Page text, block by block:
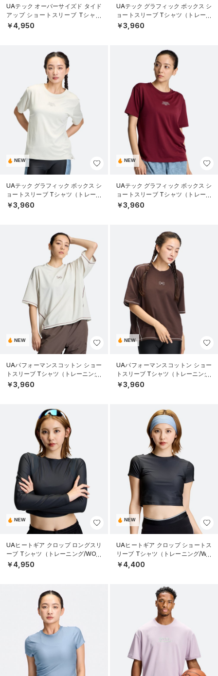
UAテック オーバーサイズド タイド
アップ ショートスリーブ Tシャツ
（トレーニング/WOMEN）
￥4,950
UAテック グラフィック ボックス シ
ョートスリーブ Tシャツ（トレーニ
ング/WOMEN）
￥3,960
NEW
UAテック グラフィック ボックス シ
ョートスリーブ Tシャツ（トレーニ
ング/WOMEN）
￥3,960
NEW
UAテック グラフィック ボックス シ
ョートスリーブ Tシャツ（トレーニ
ング/WOMEN）
￥3,960
NEW
UAパフォーマンスコットン ショー
トスリーブ Tシャツ（トレーニング/
WOMEN）
￥3,960
NEW
UAパフォーマンスコットン ショー
トスリーブ Tシャツ（トレーニング/
WOMEN）
￥3,960
NEW
UAヒートギア クロップ ロングスリ
ーブ Tシャツ（トレーニング/WOM
EN）
￥4,950
NEW
UAヒートギア クロップ ショートス
リーブ Tシャツ（トレーニング/WO
MEN）
￥4,400